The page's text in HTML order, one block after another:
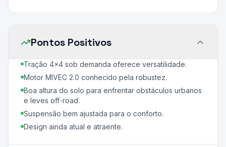
Pontos Positivos
Tração 4x4 sob demanda oferece versatilidade.
Motor MIVEC 2.0 conhecido pela robustez.
Boa altura do solo para enfrentar obstáculos urbanos
e leves off-road.
Suspensão bem ajustada para o conforto.
Design ainda atual e atraente.